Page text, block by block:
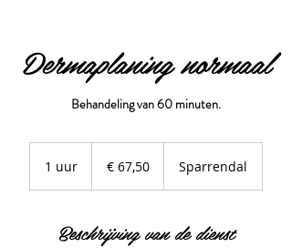
Dermaplaning normaal
Behandeling van 60 minuten.
1 uur € 67,50 Sparrendal
Beschrijving van de dienst